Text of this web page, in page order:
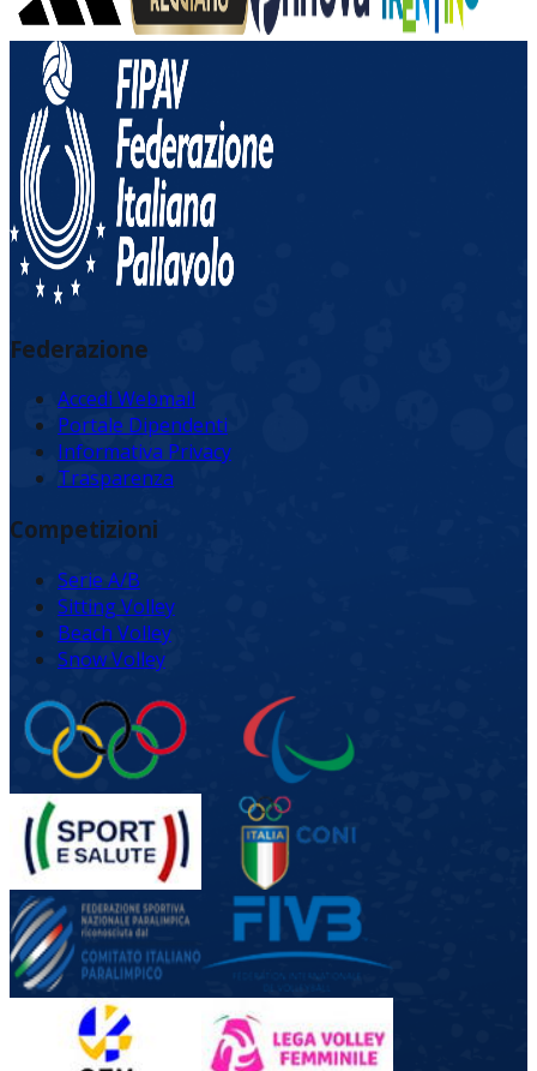
Federazione
Accedi Webmail
Portale Dipendenti
Informativa Privacy
Trasparenza
Competizioni
Serie A/B
Sitting Volley
Beach Volley
Snow Volley